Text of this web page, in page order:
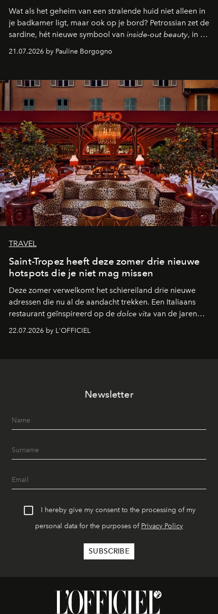
Wat als het geheim van een stralende huid niet alleen in
je badkamer ligt, maar ook op je bord? Petrossian zet de
sardine, hét nieuwe symbool van inside-out beauty, in de
21.07.2026 by Pauline Borgogno
TRAVEL
Saint-Tropez heeft deze zomer drie nieuwe
hotspots die je niet mag missen
Deze zomer verwelkomt het schiereiland drie nieuwe
adressen die nu al de aandacht trekken. Een Italiaans
restaurant geïnspireerd op de dolce vita van de jaren
verandert in een bruisende ontmoetingsplek en de
22.07.2026 by L'OFFICIEL
Newsletter
I hereby give my consent to the processing of my
personal data for the purposes of Privacy Policy